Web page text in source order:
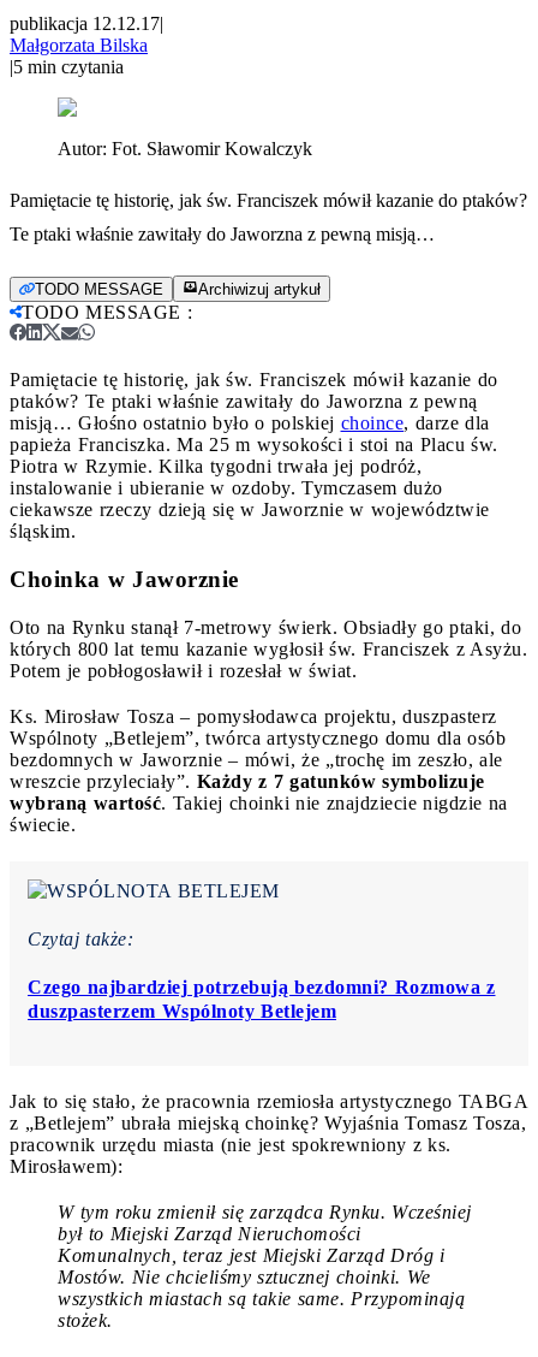
publikacja 12.12.17|
Małgorzata Bilska
|5 min czytania
Autor: Fot. Sławomir Kowalczyk
Pamiętacie tę historię, jak św. Franciszek mówił kazanie do ptaków?
Te ptaki właśnie zawitały do Jaworzna z pewną misją…
TODO MESSAGE Archiwizuj artykuł
TODO MESSAGE :
Pamiętacie tę historię, jak św. Franciszek mówił kazanie do
ptaków? Te ptaki właśnie zawitały do Jaworzna z pewną
misją… Głośno ostatnio było o polskiej choince, darze dla
papieża Franciszka. Ma 25 m wysokości i stoi na Placu św.
Piotra w Rzymie. Kilka tygodni trwała jej podróż,
instalowanie i ubieranie w ozdoby. Tymczasem dużo
ciekawsze rzeczy dzieją się w Jaworznie w województwie
śląskim.
Choinka w Jaworznie
Oto na Rynku stanął 7-metrowy świerk. Obsiadły go ptaki, do
których 800 lat temu kazanie wygłosił św. Franciszek z Asyżu.
Potem je pobłogosławił i rozesłał w świat.
Ks. Mirosław Tosza – pomysłodawca projektu, duszpasterz
Wspólnoty „Betlejem”, twórca artystycznego domu dla osób
bezdomnych w Jaworznie – mówi, że „trochę im zeszło, ale
wreszcie przyleciały”. Każdy z 7 gatunków symbolizuje
wybraną wartość. Takiej choinki nie znajdziecie nigdzie na
świecie.
Czytaj także:
Czego najbardziej potrzebują bezdomni? Rozmowa z
duszpasterzem Wspólnoty Betlejem
Jak to się stało, że pracownia rzemiosła artystycznego TABGA
z „Betlejem” ubrała miejską choinkę? Wyjaśnia Tomasz Tosza,
pracownik urzędu miasta (nie jest spokrewniony z ks.
Mirosławem):
W tym roku zmienił się zarządca Rynku. Wcześniej
był to Miejski Zarząd Nieruchomości
Komunalnych, teraz jest Miejski Zarząd Dróg i
Mostów. Nie chcieliśmy sztucznej choinki. We
wszystkich miastach są takie same. Przypominają
stożek.